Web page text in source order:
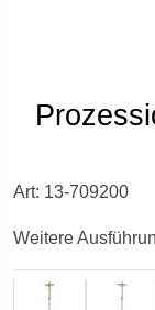
Art: 13-709200
Weitere